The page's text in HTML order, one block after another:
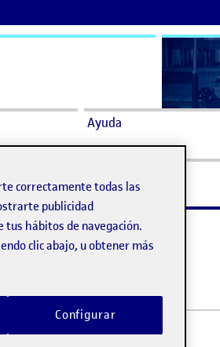
Ayuda
correctamente todas las
publicidad
tus hábitos de navegación.
clic abajo, u obtener más
Configurar